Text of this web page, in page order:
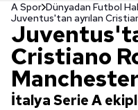
A Spor Dünyadan Futbol
Cristiano
İtalya Serie A